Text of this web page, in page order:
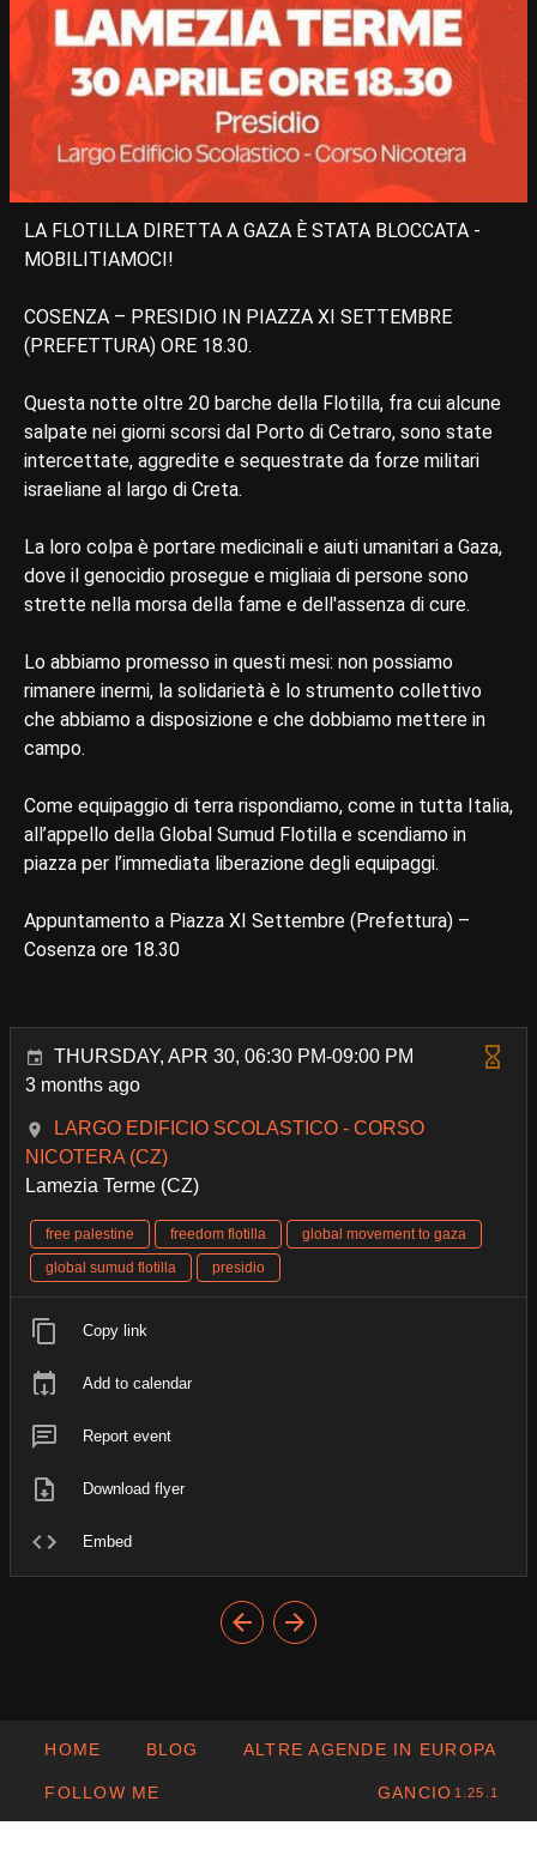
LA FLOTILLA DIRETTA A GAZA È STATA BLOCCATA -
MOBILITIAMOCI!
COSENZA – PRESIDIO IN PIAZZA XI SETTEMBRE
(PREFETTURA) ORE 18.30.
Questa notte oltre 20 barche della Flotilla, fra cui alcune
salpate nei giorni scorsi dal Porto di Cetraro, sono state
intercettate, aggredite e sequestrate da forze militari
israeliane al largo di Creta.
La loro colpa è portare medicinali e aiuti umanitari a Gaza,
dove il genocidio prosegue e migliaia di persone sono
strette nella morsa della fame e dell'assenza di cure.
Lo abbiamo promesso in questi mesi: non possiamo
rimanere inermi, la solidarietà è lo strumento collettivo
che abbiamo a disposizione e che dobbiamo mettere in
campo.
Come equipaggio di terra rispondiamo, come in tutta Italia,
all’appello della Global Sumud Flotilla e scendiamo in
piazza per l’immediata liberazione degli equipaggi.
Appuntamento a Piazza XI Settembre (Prefettura) –
Cosenza ore 18.30
THURSDAY, APR 30, 06:30 PM-09:00 PM
3 months ago
LARGO EDIFICIO SCOLASTICO - CORSO
NICOTERA (CZ)
Lamezia Terme (CZ)
free palestine freedom flotilla
global movement to gaza
global sumud flotilla
presidio
Copy link
Add to calendar
Report event
Download flyer
Embed
HOME BLOG ALTRE AGENDE IN EUROPA
FOLLOW ME GANCIO 1.25.1